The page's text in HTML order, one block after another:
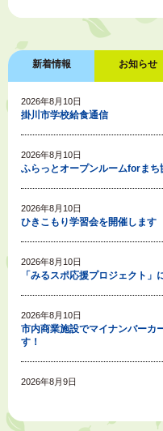
新着情報 お知らせ
2026年8月10日
掛川市学校給食通信
2026年8月10日
ふらっとオープンルームforまち
2026年8月10日
ひきこもり学習会を開催します
2026年8月10日
「みるスポ応援プロジェクト」
2026年8月10日
市内商業施設でマイナンバーカ
す！
2026年8月9日
令和８年度公民館等（大東北公